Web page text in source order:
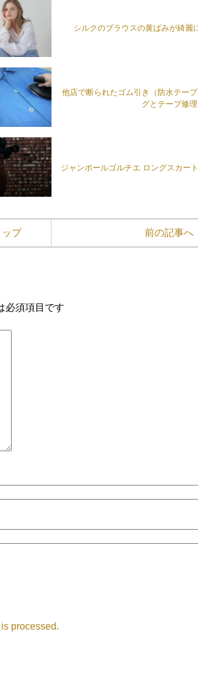
シルクのブラウスの黄ばみが綺麗
他店で断られたゴム引き（防水テー
グとテープ修理
ジャンポールゴルチエ ロングスカー
ップ 前の記事へ
必須項目です
processed.